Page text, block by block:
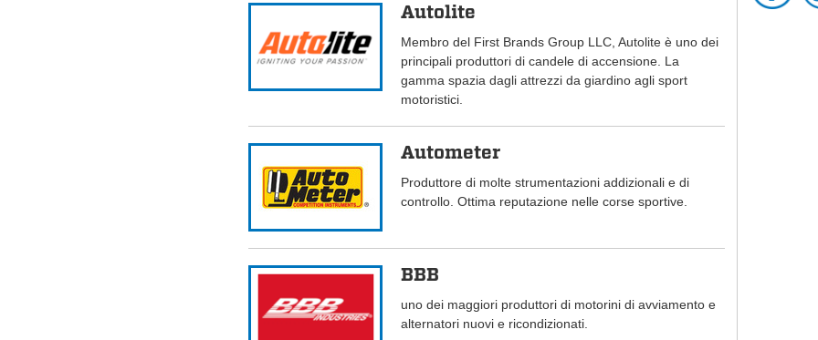
Autolite
Membro del First Brands Group LLC, Autolite è uno dei
principali produttori di candele di accensione. La
gamma spazia dagli attrezzi da giardino agli sport
motoristici.
Autometer
Produttore di molte strumentazioni addizionali e di
controllo. Ottima reputazione nelle corse sportive.
BBB
uno dei maggiori produttori di motorini di avviamento e
alternatori nuovi e ricondizionati.